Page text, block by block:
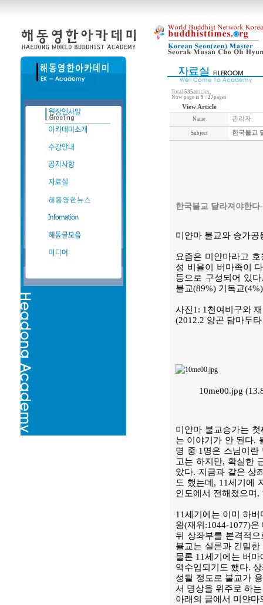
Total 535articles,
Now page is 9 / 27pages
View Article
Name 관리자
Subject 한국불교
한국불교 달라져야한
미얀마 불교와 승가공
요즘은 미얀마라고
성 비율이 버마족이
등으로 구성되어 있
불교(89%) 기독교
사진1: 1천여비구와
(2012.2 양곤 담마두
10me00.jpg
미얀마 불교승가는
는 이야기가 안 된다.
명 중 1명은 스님이란
고는 하지만, 확실한
았다. 지금과 같은 상
도 했는데, 11세기에
인도에서 전해졌으며
11세기에는 이미 하
왕(재위:1044-1077)
뒤 상좌부를 본격적
불교는 실론과 긴밀
물론 11세기에는 버
역수입되기도 했다.
성될 정도로 불교가
서 명상을 위주로 하
아래의 글에서 미얀